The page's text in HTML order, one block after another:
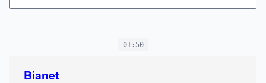
01:50
Bianet